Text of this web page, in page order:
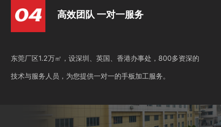
高效团队 一对一服务
东莞厂区1.2万㎡，设深圳、英国、香港办事处，800多资深的
技术与服务人员，为您提供一对一的手板加工服务。